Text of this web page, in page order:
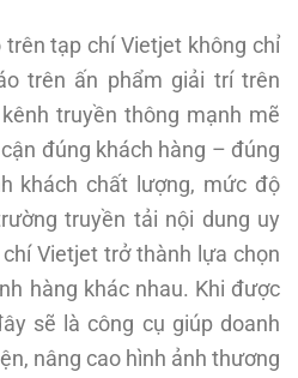
trên tạp chí Vietjet không chỉ
trên ấn phẩm giải trí trên
truyền thông mạnh mẽ
đúng khách hàng – đúng
khách chất lượng, mức độ
truyền tải nội dung uy
Vietjet trở thành lựa chọn
hàng khác nhau. Khi được
sẽ là công cụ giúp doanh
nâng cao hình ảnh thương